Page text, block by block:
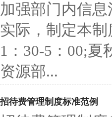
加强部门内信
实际，制定本
1：30-5：00;夏
资源部...
招待费管理制度标准范例